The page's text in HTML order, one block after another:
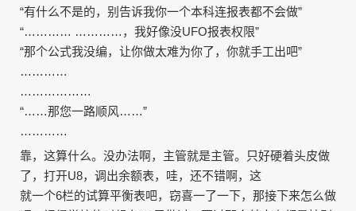
“有什么不是的，别告诉我你一个本科连报表都不会做”
“………… …………，我好像没UFO报表权限”
“那个公式我没编，让你做太难为你了，你就手工出吧”
…………
………………
“……那您一路顺风……”
…………
靠，这算什么。没办法啊，主管就是主管。只好硬着头皮做
了，打开U8，调出余额表，哇，还不错啊，这
就一个6栏的试算平衡表吧，窃喜一了一下，那接下来怎么做